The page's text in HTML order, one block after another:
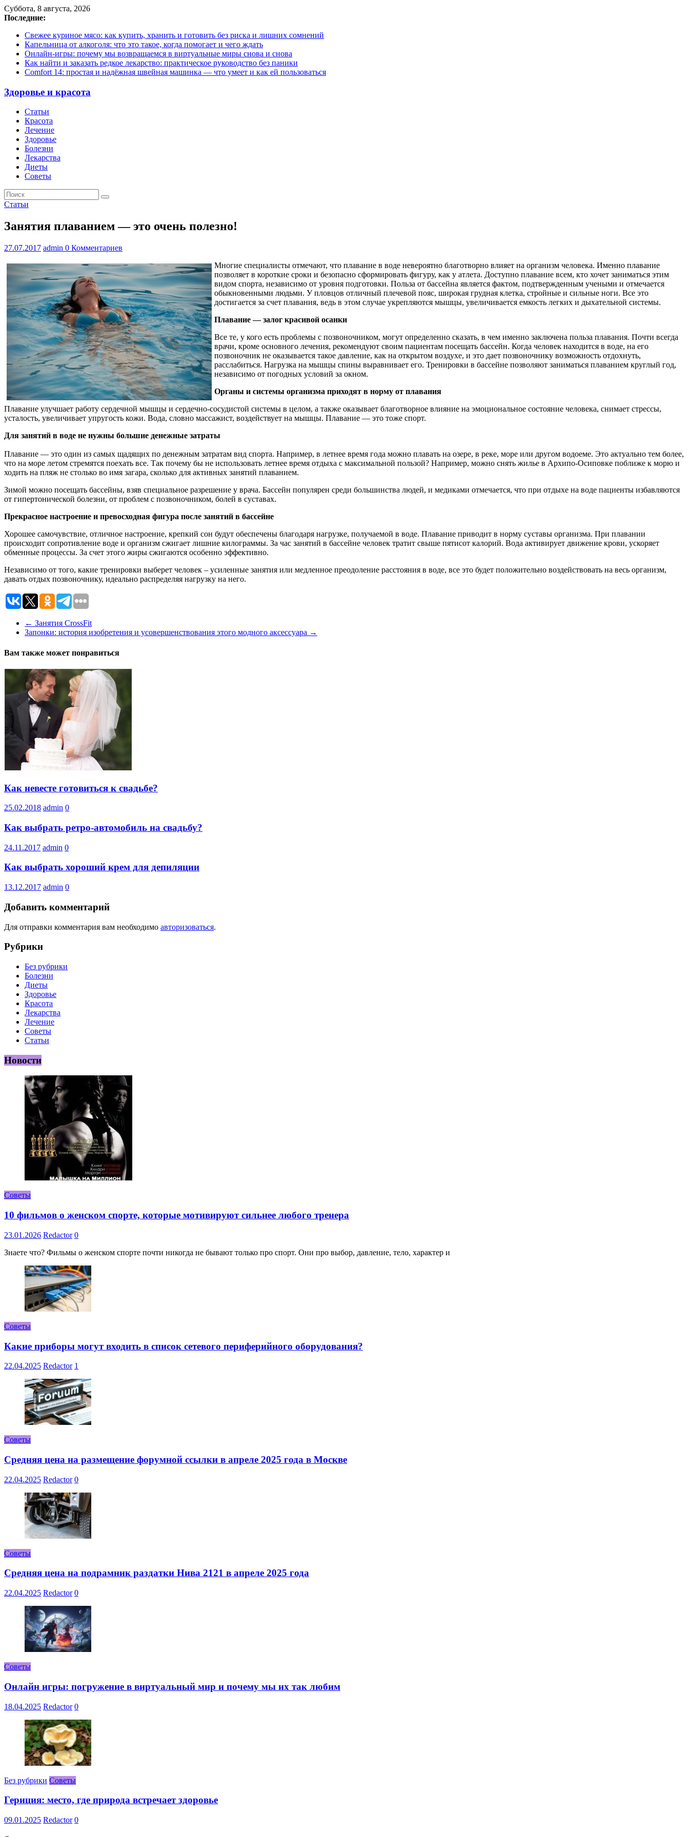
Суббота, 8 августа, 2026
Последние:
Свежее куриное мясо: как купить, хранить и готовить без риска и лишних сомнений
Капельница от алкоголя: что это такое, когда помогает и чего ждать
Онлайн-игры: почему мы возвращаемся в виртуальные миры снова и снова
Как найти и заказать редкое лекарство: практическое руководство без паники
Comfort 14: простая и надёжная швейная машинка — что умеет и как ей пользоваться
Здоровье и красота
Статьи
Красота
Лечение
Здоровье
Болезни
Лекарства
Диеты
Советы
Статьи
Занятия плаванием — это очень полезно!
27.07.2017 admin 0 Комментариев
Многие специалисты отмечают, что плавание в воде невероятно благотворно влияет на организм человека. Именно плавание
позволяет в короткие сроки и безопасно сформировать фигуру, как у атлета. Доступно плавание всем, кто хочет заниматься этим
видом спорта, независимо от уровня подготовки. Польза от бассейна является фактом, подтвержденным учеными и отмечается
обыкновенными людьми. У пловцов отличный плечевой пояс, широкая грудная клетка, стройные и сильные ноги. Все это
достигается за счет плавания, ведь в этом случае укрепляются мышцы, увеличивается емкость легких и дыхательной системы.
Плавание — залог красивой осанки
Все те, у кого есть проблемы с позвоночником, могут определенно сказать, в чем именно заключена польза плавания. Почти всегда
врачи, кроме основного лечения, рекомендуют своим пациентам посещать бассейн. Когда человек находится в воде, на его
позвоночник не оказывается такое давление, как на открытом воздухе, и это дает позвоночнику возможность отдохнуть,
расслабиться. Нагрузка на мышцы спины выравнивает его. Тренировки в бассейне позволяют заниматься плаванием круглый год,
независимо от погодных условий за окном.
Органы и системы организма приходят в норму от плавания
Плавание улучшает работу сердечной мышцы и сердечно-сосудистой системы в целом, а также оказывает благотворное влияние на эмоциональное состояние человека, снимает стрессы,
усталость, увеличивает упругость кожи. Вода, словно массажист, воздействует на мышцы. Плавание — это тоже спорт.
Для занятий в воде не нужны большие денежные затраты
Плавание — это один из самых щадящих по денежным затратам вид спорта. Например, в летнее время года можно плавать на озере, в реке, море или другом водоеме. Это актуально тем более,
что на море летом стремятся поехать все. Так почему бы не использовать летнее время отдыха с максимальной пользой? Например, можно снять жилье в Архипо-Осиповке поближе к морю и
ходить на пляж не столько во имя загара, сколько для активных занятий плаванием.
Зимой можно посещать бассейны, взяв специальное разрешение у врача. Бассейн популярен среди большинства людей, и медиками отмечается, что при отдыхе на воде пациенты избавляются
от гипертонической болезни, от проблем с позвоночником, болей в суставах.
Прекрасное настроение и превосходная фигура после занятий в бассейне
Хорошее самочувствие, отличное настроение, крепкий сон будут обеспечены благодаря нагрузке, получаемой в воде. Плавание приводит в норму суставы организма. При плавании
происходит сопротивление воде и организм сжигает лишние килограммы. За час занятий в бассейне человек тратит свыше пятисот калорий. Вода активирует движение крови, ускоряет
обменные процессы. За счет этого жиры сжигаются особенно эффективно.
Независимо от того, какие тренировки выберет человек – усиленные занятия или медленное преодоление расстояния в воде, все это будет положительно воздействовать на весь организм,
давать отдых позвоночнику, идеально распределяя нагрузку на него.
← Занятия CrossFit
Запонки: история изобретения и усовершенствования этого модного аксессуара →
Вам также может понравиться
Как невесте готовиться к свадьбе?
25.02.2018 admin 0
Как выбрать ретро-автомобиль на свадьбу?
24.11.2017 admin 0
Как выбрать хороший крем для депиляции
13.12.2017 admin 0
Добавить комментарий
Для отправки комментария вам необходимо авторизоваться.
Рубрики
Без рубрики
Болезни
Диеты
Здоровье
Красота
Лекарства
Лечение
Советы
Статьи
Новости
Советы
10 фильмов о женском спорте, которые мотивируют сильнее любого тренера
23.01.2026 Redactor 0
Знаете что? Фильмы о женском спорте почти никогда не бывают только про спорт. Они про выбор, давление, тело, характер и
Советы
Какие приборы могут входить в список сетевого периферийного оборудования?
22.04.2025 Redactor 1
Советы
Средняя цена на размещение форумной ссылки в апреле 2025 года в Москве
22.04.2025 Redactor 0
Советы
Средняя цена на подрамник раздатки Нива 2121 в апреле 2025 года
22.04.2025 Redactor 0
Советы
Онлайн игры: погружение в виртуальный мир и почему мы их так любим
18.04.2025 Redactor 0
Без рубрики Советы
Гериция: место, где природа встречает здоровье
09.01.2025 Redactor 0